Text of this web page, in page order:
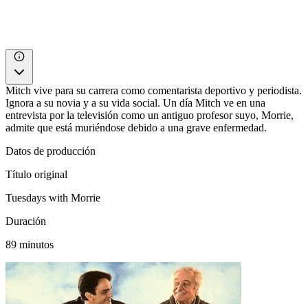
Mitch vive para su carrera como comentarista deportivo y periodista.
Ignora a su novia y a su vida social. Un día Mitch ve en una
entrevista por la televisión como un antiguo profesor suyo, Morrie,
admite que está muriéndose debido a una grave enfermedad.
Datos de producción
Título original
Tuesdays with Morrie
Duración
89 minutos